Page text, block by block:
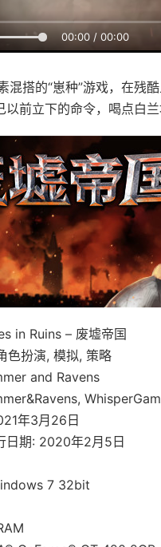
00:00 / 00:00
混搭的“崽种”游戏，在残
以前立下的命令，喝点白兰
in Ruins – 废墟帝国
色扮演, 模拟, 策略
and Ravens
年3月26日
日期: 2020年2月5日
7 32bit